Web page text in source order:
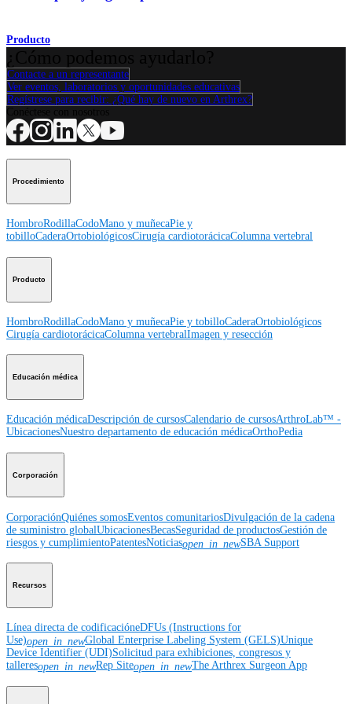
Producto
Contacte a un representante
Ver eventos, laboratorios y oportunidades educativas
Regístrese para recibir: ¿Qué hay de nuevo en Arthrex?
Procedimiento
HombroRodillaCodoMano y muñecaPie y
tobilloCaderaOrtobiológicosCirugía cardiotorácicaColumna vertebral
Producto
HombroRodillaCodoMano y muñecaPie y tobilloCaderaOrtobiológicos
Cirugía cardiotorácicaColumna vertebralImagen y resección
Educación médica
Educación médicaDescripción de cursosCalendario de cursosArthroLab™ -
UbicacionesNuestro departamento de educación médicaOrthoPedia
Corporación
CorporaciónQuiénes somosEventos comunitariosDivulgación de la cadena
de suministro globalUbicacionesBecasSeguridad de productosGestión de
riesgos y cumplimientoPatentesNoticiasopen_in_newSBA Support
Recursos
Línea directa de codificacióneDFUs (Instructions for
Use)open_in_newGlobal Enterprise Labeling System (GELS)Unique
Device Identifier (UDI)Solicitud para exhibiciones, congresos y
talleresopen_in_newRep Siteopen_in_newThe Arthrex Surgeon App